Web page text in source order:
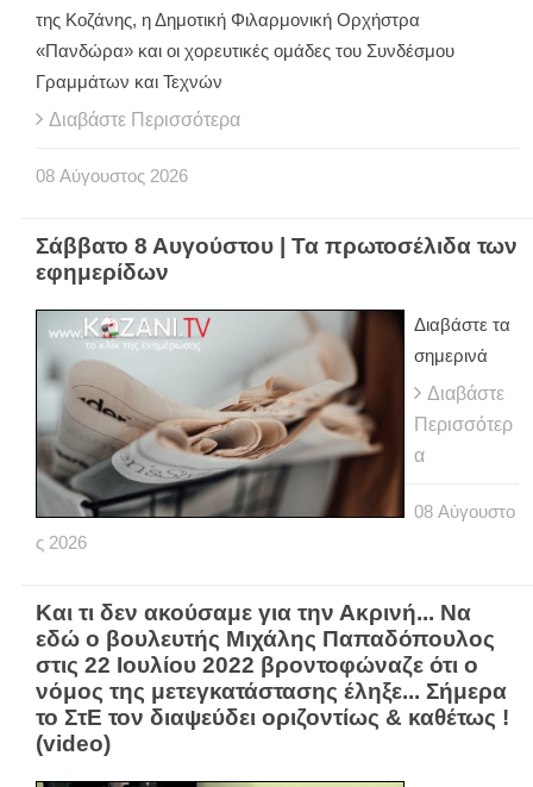
της Κοζάνης, η Δημοτική Φιλαρμονική Ορχήστρα
«Πανδώρα» και οι χορευτικές ομάδες του Συνδέσμου
Γραμμάτων και Τεχνών
Διαβάστε Περισσότερα
08 Αύγουστος 2026
Σάββατο 8 Αυγούστου | Τα πρωτοσέλιδα των
εφημερίδων
Διαβάστε τα
σημερινά
Διαβάστε
Περισσότερ
α
08 Αύγουστο
ς 2026
Και τι δεν ακούσαμε για την Ακρινή... Να
εδώ ο βουλευτής Μιχάλης Παπαδόπουλος
στις 22 Ιουλίου 2022 βροντοφώναζε ότι ο
νόμος της μετεγκατάστασης έληξε... Σήμερα
το ΣτΕ τον διαψεύδει οριζοντίως & καθέτως !
(video)